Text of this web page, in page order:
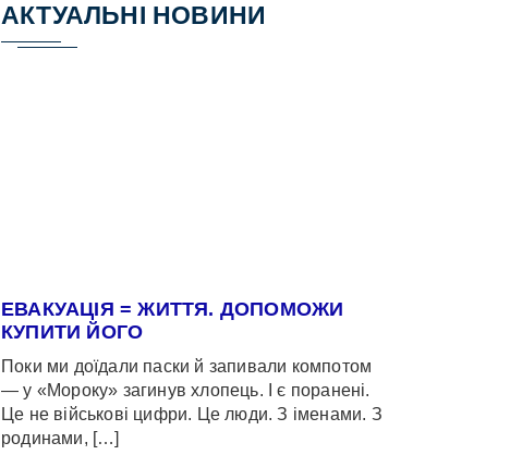
АКТУАЛЬНІ НОВИНИ
ЕВАКУАЦІЯ = ЖИТТЯ. ДОПОМОЖИ
КУПИТИ ЙОГО
Поки ми доїдали паски й запивали компотом
— у «Мороку» загинув хлопець. І є поранені.
Це не військові цифри. Це люди. З іменами. З
родинами, […]